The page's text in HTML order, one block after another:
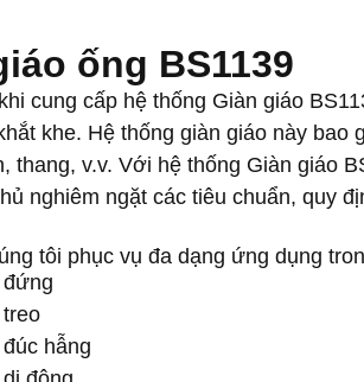
ống BS1139
cung cấp hệ thống Giàn giáo
khe. Hệ thống giàn giáo này
thang, v.v. Với hệ thống Giàn giáo
nghiêm ngặt các tiêu chuẩn, quy
tôi phục vụ đa dạng ứng dụng
hẫng